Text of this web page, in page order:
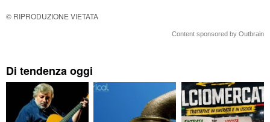
© RIPRODUZIONE VIETATA
Content sponsored by Outbrain
Di tendenza oggi